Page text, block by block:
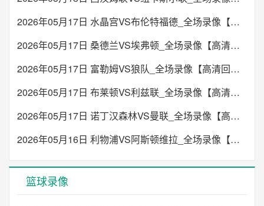
2026年05月17日 水晶宫VS布伦特福德_全场录像【高清回放】
2026年05月17日 桑德兰VS埃弗顿_全场录像【高清回放】
2026年05月17日 富勒姆VS狼队_全场录像【高清回放】
2026年05月17日 布莱顿VS利兹联_全场录像【高清回放】
2026年05月17日 诺丁汉森林VS曼联_全场录像【高清回放】
2026年05月16日 利物浦VS阿斯顿维拉_全场录像【高清回放】
篮球录像